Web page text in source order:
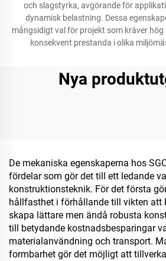
och slagstyrka, avgörande för
dynamisk belastning. Dessa
mångsidigt val för projekt som kräver
konsekvent prestanda i olika
Nya
De mekaniska egenskaperna hos
fördelar som gör det till ett ledande
konstruktionsteknik. För det första
hållfasthet i förhållande till vikten att
skapa lättare men ändå robusta
till betydande kostnadsbesparingar
materialanvändning och transport.
formbarhet gör det möjligt att